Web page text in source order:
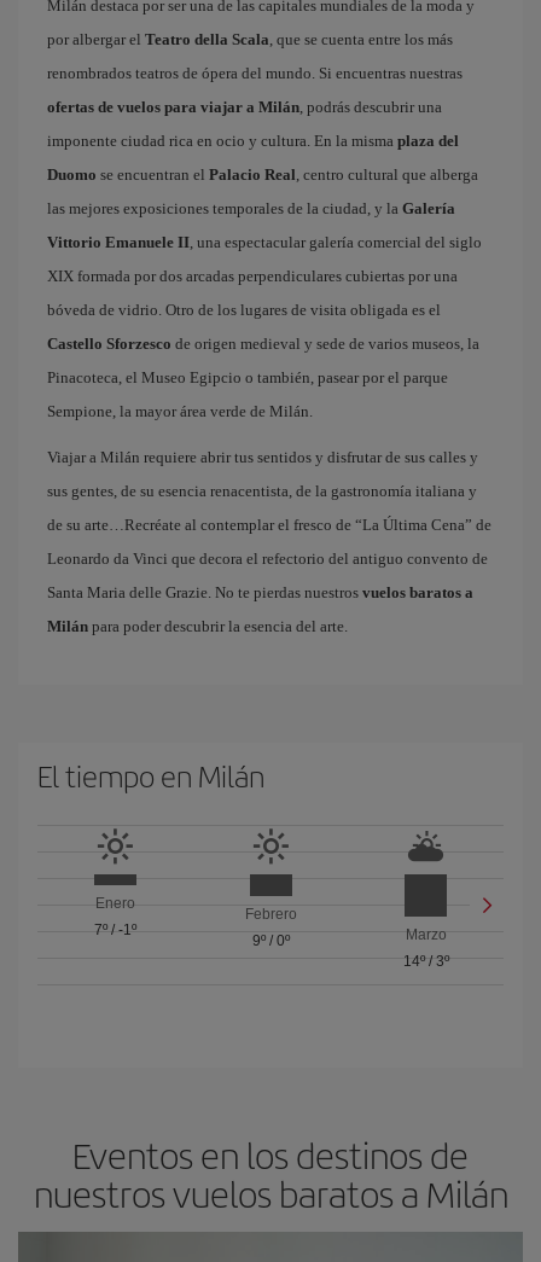
Milán destaca por ser una de las capitales mundiales de la moda y
por albergar el Teatro della Scala, que se cuenta entre los más
renombrados teatros de ópera del mundo. Si encuentras nuestras
ofertas de vuelos para viajar a Milán, podrás descubrir una
imponente ciudad rica en ocio y cultura. En la misma plaza del
Duomo se encuentran el Palacio Real, centro cultural que alberga
las mejores exposiciones temporales de la ciudad, y la Galería
Vittorio Emanuele II, una espectacular galería comercial del siglo
XIX formada por dos arcadas perpendiculares cubiertas por una
bóveda de vidrio. Otro de los lugares de visita obligada es el
Castello Sforzesco de origen medieval y sede de varios museos, la
Pinacoteca, el Museo Egipcio o también, pasear por el parque
Sempione, la mayor área verde de Milán.
Viajar a Milán requiere abrir tus sentidos y disfrutar de sus calles y
sus gentes, de su esencia renacentista, de la gastronomía italiana y
de su arte…Recréate al contemplar el fresco de “La Última Cena” de
Leonardo da Vinci que decora el refectorio del antiguo convento de
Santa Maria delle Grazie. No te pierdas nuestros vuelos baratos a
Milán para poder descubrir la esencia del arte.
El tiempo en Milán
Enero
7º/ -1º
Febrero
9º/ 0º
Marzo
14º/ 3º
Eventos en los destinos de
nuestros vuelos baratos a Milán